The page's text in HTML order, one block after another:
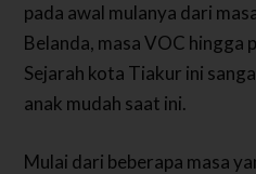
pada awal mulanya dari
Belanda, masa VOC hingga
Sejarah kota Tiakur ini
anak mudah saat ini.
Mulai dari beberapa masa